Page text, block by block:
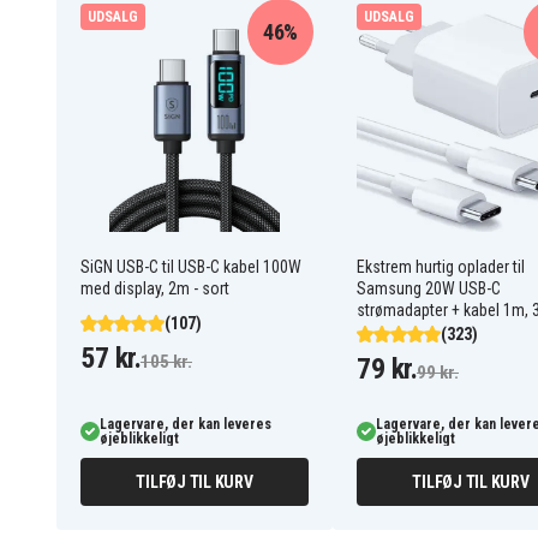
Produkttype Reservedel
Varemærke Google
Sort
UDSALG
SiGN USB-C til USB-C kabel 100W
med display, 2m - sort
(107)
46%
57 kr.105 kr.
Lagervare, der kan leveres
øjeblikkeligt
TILFØJ TIL KURV
UDSALG
Ekstrem hurtig oplader til
Samsung 20W USB-C
strømadapter + kabel 1m,
(323)
79 kr.99 kr.
Lagervare, der kan
øjeblikkeligt
TILFØJ TIL KURV